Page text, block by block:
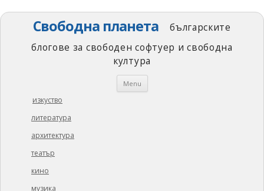
Свободна планета
българските
блогове за свободен софтуер и свободна
култура
Menu Skip
изкуство
литература
архитектура
театър
кино
музика